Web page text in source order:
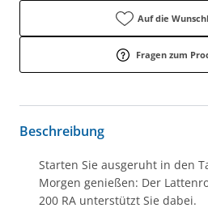
Auf die
Fragen zum
Beschreibung
Starten Sie ausgeruht in den
Morgen genießen: Der
200 RA unterstützt Sie dabei.